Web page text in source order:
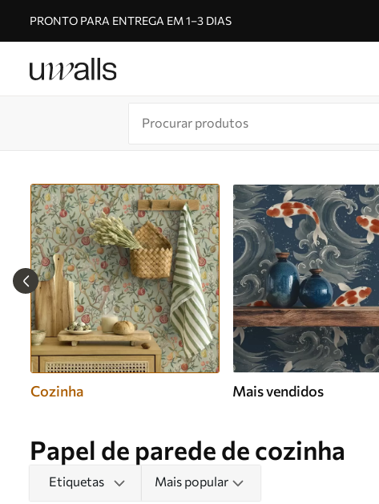
PRONTO PARA ENTREGA EM 1–3 DIAS
Cozinha Mais vendidos
Papel de parede de cozinha
Etiquetas Mais popular